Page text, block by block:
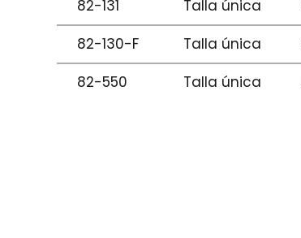
82-131 Talla única
82-130-F
Talla única
82-550
Talla única